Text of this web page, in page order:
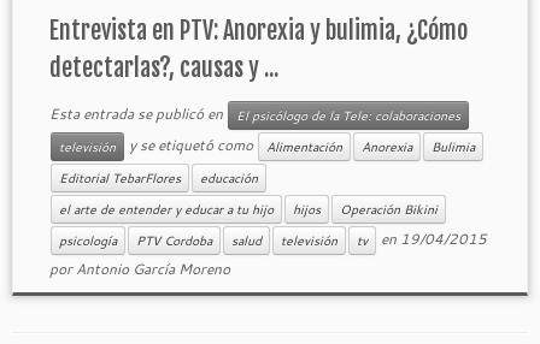
Entrevista en PTV: Anorexia y bulimia, ¿Cómo
detectarlas?, causas y ...
Esta entrada se publicó en
El psicólogo de la Tele: colaboraciones
televisión
y se etiquetó como Alimentación Anorexia
Bulimia
Editorial TebarFlores
educación
el arte de entender y educar a tu hijo
hijos
Operación Bikini
psicología
PTV Cordoba salud televisión tv en 19/04/2015
porAntonio García Moreno